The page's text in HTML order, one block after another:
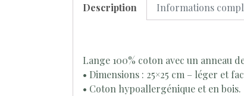
Description Informations
Lange 100% coton avec un anneau
• Dimensions : 25×25 cm – léger et
• Coton hypoallergénique et en bois.